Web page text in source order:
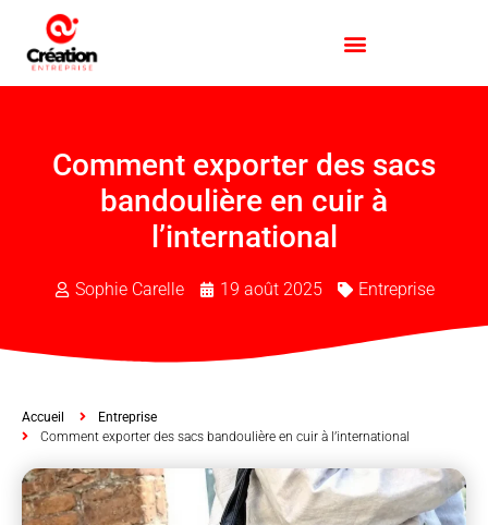
Comment exporter des sacs
bandoulière en cuir à
l’international
Sophie Carelle 19 août 2025 Entreprise
Accueil
Entreprise
Comment exporter des sacs bandoulière en cuir à l’international